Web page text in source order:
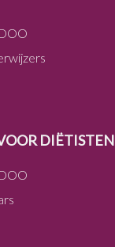
DIËTISTEN